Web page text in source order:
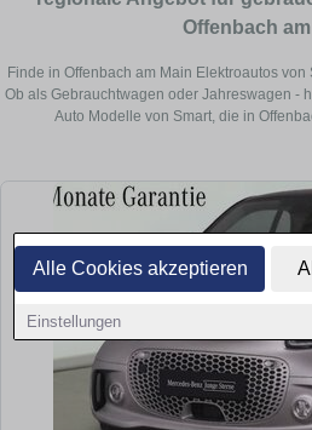
Alle Cookies akzeptieren
Einstellungen
Offenbach
Finde in Offenbach am Main Elektroautos
Ob als Gebrauchtwagen oder Jahreswagen -
Auto Modelle von Smart, die in